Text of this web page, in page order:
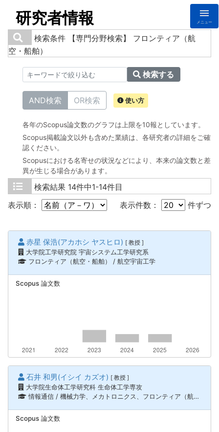
研究者情報 メニュー
検索条件
【専門分野検索】 フロンティア（航
空・船舶）
検索する
AND検索 OR検索 使い方
各年のScopus論文数のグラフは上限を10報としています。
Scopus掲載論文以外も含めた業績は、各研究者の詳細をご確
認ください。
Scopusにおける名寄せの状況などにより、本来の論文数と差
異が生じる場合があります。
検索結果 14件中1-14件目
表示順：
表示件数： 件ずつ
赤星 保浩(アカホシ ヤスヒロ) [ 教授 ]
大学院工学研究院 宇宙システム工学研究系
フロンティア（航空・船舶） / 航空宇宙工学
Scopus 論文数
石井 和男(イシイ カズオ) [ 教授 ]
大学院生命体工学研究科 生命体工学専攻
情報通信 / 機械力学、メカトロニクス、フロンティア（航空・船舶） / 船舶海洋工学、情報通信 / ロボティクス、知能機械システム
Scopus 論文数